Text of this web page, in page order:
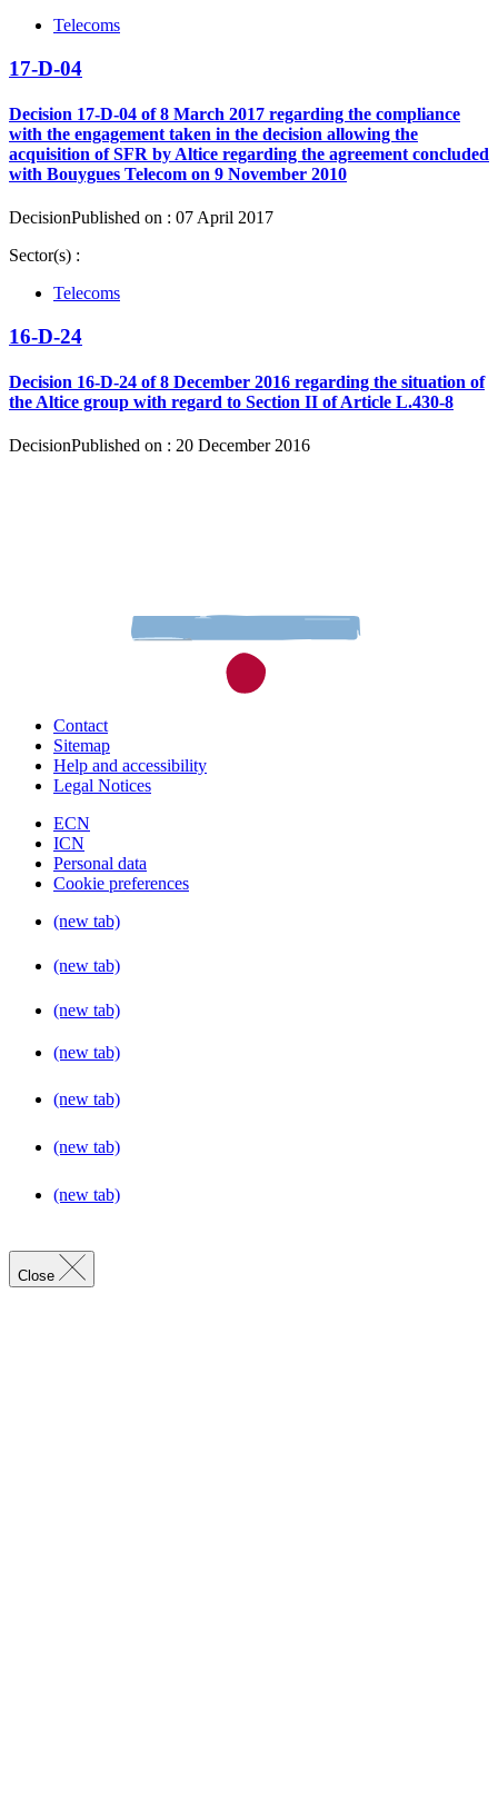
Telecoms
17-D-04
Decision 17-D-04 of 8 March 2017 regarding the compliance
with the engagement taken in the decision allowing the
acquisition of SFR by Altice regarding the agreement concluded
with Bouygues Telecom on 9 November 2010
DecisionPublished on : 07 April 2017
Sector(s) :
Telecoms
16-D-24
Decision 16-D-24 of 8 December 2016 regarding the situation of
the Altice group with regard to Section II of Article L.430-8
DecisionPublished on : 20 December 2016
Contact
Sitemap
Help and accessibility
Legal Notices
ECN
ICN
Personal data
Cookie preferences
(new tab)
(new tab)
(new tab)
(new tab)
(new tab)
(new tab)
(new tab)
Close